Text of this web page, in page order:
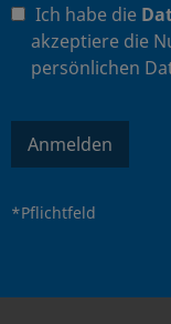
Ich habe die
akzeptiere die
persönlichen
Anmelden
*Pflichtfeld